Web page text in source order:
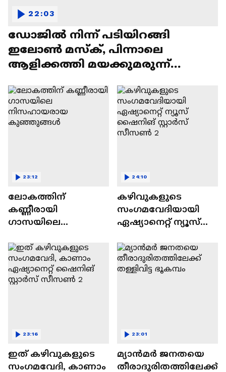
ഡോജിൽ നിന്ന് പടിയിറങ്ങി
ഇലോൺ മസ്ക്, പിന്നാലെ
ആളിക്കത്തി മയക്കുമരുന്ന്
22:03
ലോകത്തിന്
കണ്ണീരായി
ഗാസയിലെ
കുഞ്ഞുങ്ങൾ
23:12
കഴിവുകളുടെ
സംഗമവേദിയായി
ഏഷ്യാനെറ്റ് ന്യൂസ്
സീസൺ 2
24:10
ഇത് കഴിവുകളുടെ
സംഗമവേദി, കാണാം
23:16
മ്യാൻമർ ജനതയെ
തീരാദുരിതത്തിലേക്ക്
23:01